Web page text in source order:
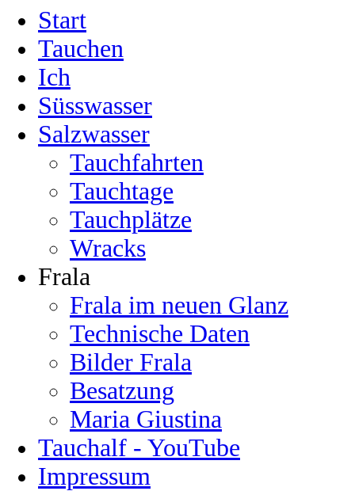
Start
Tauchen
Ich
Süsswasser
Salzwasser
Tauchfahrten
Tauchtage
Tauchplätze
Wracks
Frala
Frala im neuen Glanz
Technische Daten
Bilder Frala
Besatzung
Maria Giustina
Tauchalf - YouTube
Impressum